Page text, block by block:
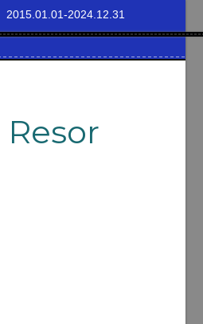
2015.01.01-2024.12.31